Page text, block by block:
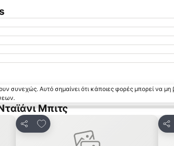
συνεχώς. Αυτό σημαίνει ότι κάποιες φορές μπορεί να μη
Μπιτς
Κοινοποίηση
Προσθήκη στα αγαπημένα